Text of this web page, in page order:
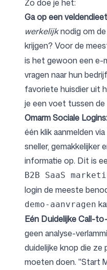
Zo doe je het:
Ga op een
werkelijknodig om
krijgen? Voor de
is het gewoon een e-
vragen naar hun
favoriete huisdier uit
je een voet tussen de
Omarm Sociale Logins:
één klik aanmelden
sneller, gemakkelijker
informatie op. Dit is
B2B SaaS
login de meeste
demo-aanvragen
Eén Duidelijke Call-
geen analyse-
duidelijke knop die
moeten doen. "Start